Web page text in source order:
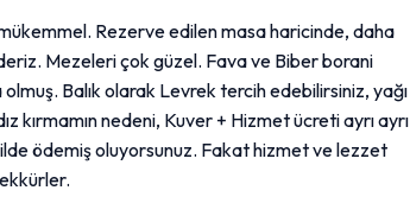
Rezerve edilen masa haricinde, daha
Mezeleri çok güzel. Fava ve Biber borani
olmuş. Balık olarak Levrek tercih edebilirsiniz, yağı
kırmamın nedeni, Kuver + Hizmet ücreti ayrı ayrı
ödemiş oluyorsunuz. Fakat hizmet ve lezzet